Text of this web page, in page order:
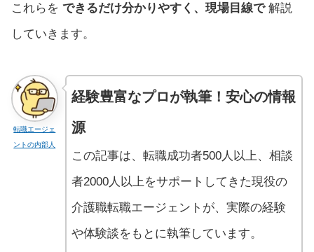
これらを できるだけ分かりやすく、現場目線で解説
していきます。
転職エージェ
ントの内部人
経験豊富なプロが執筆！安心の情報
源
この記事は、転職成功者500人以上、相談
者2000人以上をサポートしてきた現役の
介護職転職エージェントが、実際の経験
や体験談をもとに執筆しています。